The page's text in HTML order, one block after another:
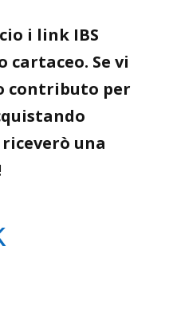
i link IBS
cartaceo. Se vi
contributo per
una